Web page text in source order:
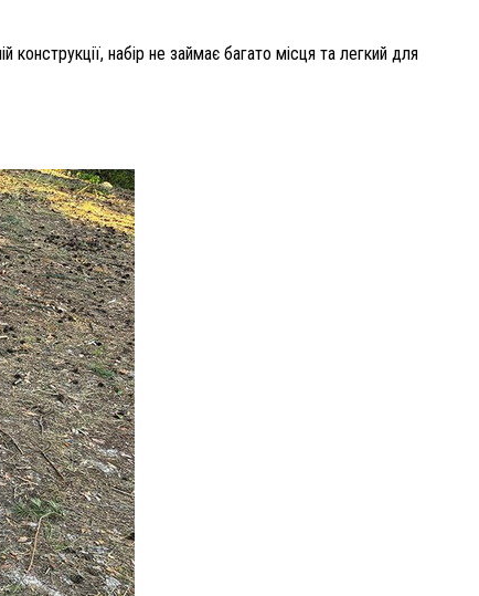
конструкції, набір не займає багато місця та легкий для